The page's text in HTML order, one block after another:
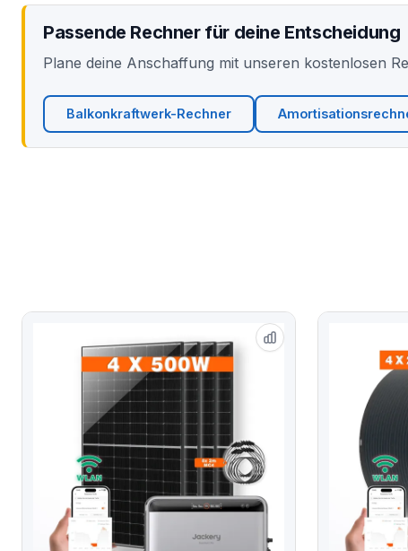
Passende Rechner für deine Entscheidung
Plane deine Anschaffung mit unseren kostenlosen
Balkonkraftwerk-Rechner